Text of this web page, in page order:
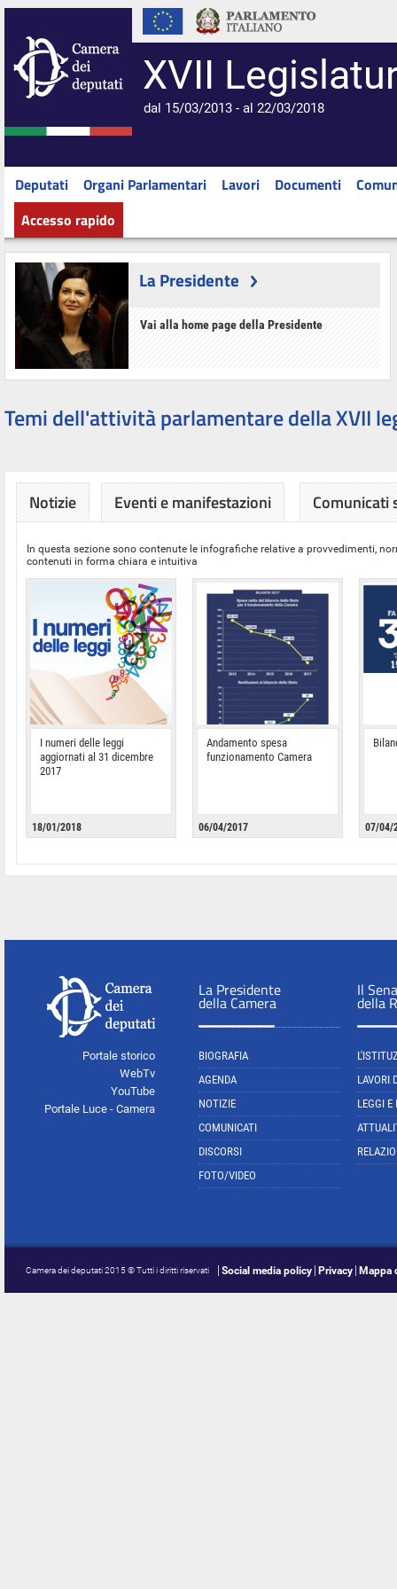
XVII
dal 15/03/2013 - al 22/03/2018
Deputati Organi Parlamentari Lavori Documenti
Accesso rapido
La Presidente
Vai alla home page della Presidente
Temi dell'attività parlamentare della XVII
Notizie Eventi e manifestazioni Comunicati
In questa sezione sono contenute le infografiche relative a provvedimenti,
contenuti in forma chiara e intuitiva
I numeri delle leggi
aggiornati al 31 dicembre
2017
18/01/2018
Andamento spesa
funzionamento Camera
06/04/2017 07/04/
Portale storico
WebTv
YouTube
Portale Luce - Camera
La Presidente
della Camera
BIOGRAFIA
AGENDA
NOTIZIE
COMUNICATI
DISCORSI
FOTO/VIDEO
Il
della
LAVORI
LEGGI E
Camera dei deputati 2015 © Tutti i diritti riservati Social media policy Privacy Mappa